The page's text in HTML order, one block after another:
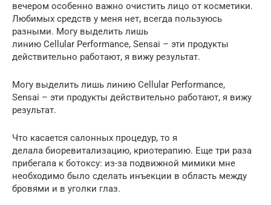
вечером особенно важно очистить лицо от косметики.
Любимых средств у меня нет, всегда пользуюсь
разными. Могу выделить лишь
линию Сellular Performance, Sensai – эти продукты
действительно работают, я вижу результат.
Могу выделить лишь линию Сellular Performance,
Sensai – эти продукты действительно работают, я вижу
результат.
Что касается салонных процедур, то я
делала биоревитализацию, криотерапию. Еще три раза
прибегала к ботоксу: из-за подвижной мимики мне
необходимо было сделать инъекции в область между
бровями и в уголки глаз.